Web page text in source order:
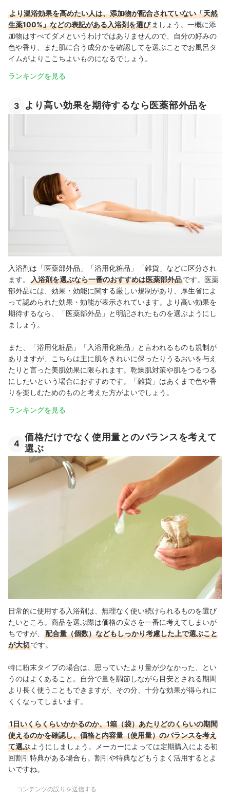
より温浴効果を高めたい人は、添加物が配合されていない「天然
生薬100%」などの表記がある入浴剤を選び ましょう。一概に添
加物はすべてダメというわけではありませんので、自分の好みの
色や香り、また肌に合う成分かを確認してを選ぶことでお風呂タ
イムがよりここちよいものになるでしょう。
ランキングを見る
3 より高い効果を期待するなら医薬部外品を
入浴剤は「医薬部外品」「浴用化粧品」「雑貨」などに区分され
ます。
入浴剤を選ぶなら一番のおすすめは医薬部外品です。医薬
部外品には、効果・効能に関する厳しい規制があり、厚生省によ
って認められた効果・効能が表示されています。より高い効果を
期待するなら、「医薬部外品」と明記されたものを選ぶようにし
ましょう。
また、「浴用化粧品」「入浴用化粧品」と言われるものも規制が
ありますが、こちらは主に肌をきれいに保ったりうるおいを与え
たりと言った美肌効果に限られます。乾燥肌対策や肌をつるつる
にしたいという場合におすすめです。「雑貨」はあくまで色や香
りを楽しむためのものと考えた方がよいでしょう。
ランキングを見る
4
価格だけでなく使用量とのバランスを考えて
選ぶ
日常的に使用する入浴剤は、無理なく使い続けられるものを選び
たいところ。商品を選ぶ際は価格の安さを一番に考えてしまいが
ちですが、
配合量（個数）などもしっかり考慮した上で選ぶこと
が大切です。
特に粉末タイプの場合は、思っていたより量が少なかった、とい
うのはよくあること。自分で量を調節しながら目安とされる期間
より長く使うこともできますが、その分、十分な効果が得られに
くくなってしまいます。
1日いくらくらいかかるのか、1箱（袋）あたりどのくらいの期間
使えるのかを確認し、価格と内容量（使用量）のバランスを考え
て選ぶ ようにしましょう。メーカーによっては定期購入による初
回割引特典がある場合も。割引や特典などもうまく活用するとよ
いですね。
コンテンツの誤りを送信する